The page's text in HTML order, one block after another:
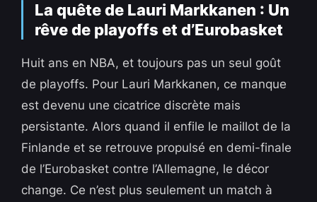
La quête de Lauri Markkanen : Un
rêve de playoffs et d’Eurobasket
Huit ans en NBA, et toujours pas un seul goût
de playoffs. Pour Lauri Markkanen, ce manque
est devenu une cicatrice discrète mais
persistante. Alors quand il enfile le maillot de la
Finlande et se retrouve propulsé en demi-finale
de l’Eurobasket contre l’Allemagne, le décor
change. Ce n’est plus seulement un match à